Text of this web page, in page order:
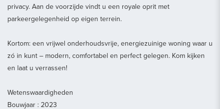
privacy. Aan de voorzijde vindt u een royale oprit met
parkeergelegenheid op eigen terrein.
Kortom: een vrijwel onderhoudsvrije, energiezuinige woning waar u
zó in kunt – modern, comfortabel en perfect gelegen. Kom kijken
en laat u verrassen!
Wetenswaardigheden
Bouwjaar : 2023